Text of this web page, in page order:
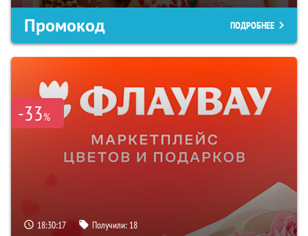
Промокод ПОДРОБНЕЕ
-33%
18:30:16 Получили: 18